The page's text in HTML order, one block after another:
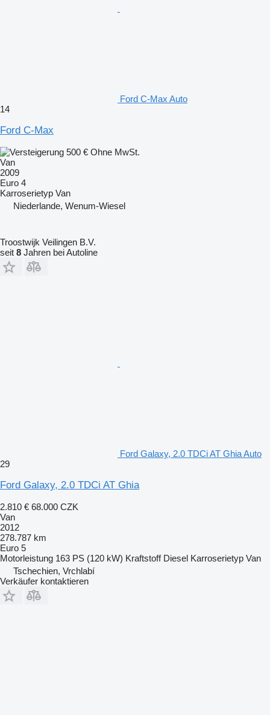
Ford C-Max Auto
14
Ford C-Max
500 € Ohne MwSt.
Van
2009
Euro 4
Karroserietyp Van
Niederlande, Wenum-Wiesel
Troostwijk Veilingen B.V.
seit 8 Jahren bei Autoline
Ford Galaxy, 2.0 TDCi AT Ghia Auto
29
Ford Galaxy, 2.0 TDCi AT Ghia
2.810 € 68.000 CZK
Van
2012
278.787 km
Euro 5
Motorleistung 163 PS (120 kW) Kraftstoff Diesel Karroserietyp Van
Tschechien, Vrchlabí
Verkäufer kontaktieren